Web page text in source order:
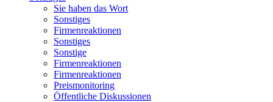
Sie haben das Wort
Sonstiges
Firmenreaktionen
Sonstiges
Sonstige
Firmenreaktionen
Firmenreaktionen
Preismonitoring
Öffentliche Diskussionen